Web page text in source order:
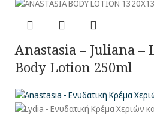
Anastasia – Juliana –
Body Lotion 250ml